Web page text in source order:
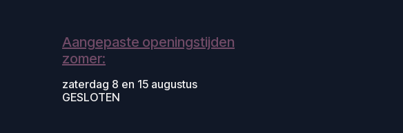
Aangepaste openingstijden
zomer:
zaterdag 8 en 15 augustus
GESLOTEN